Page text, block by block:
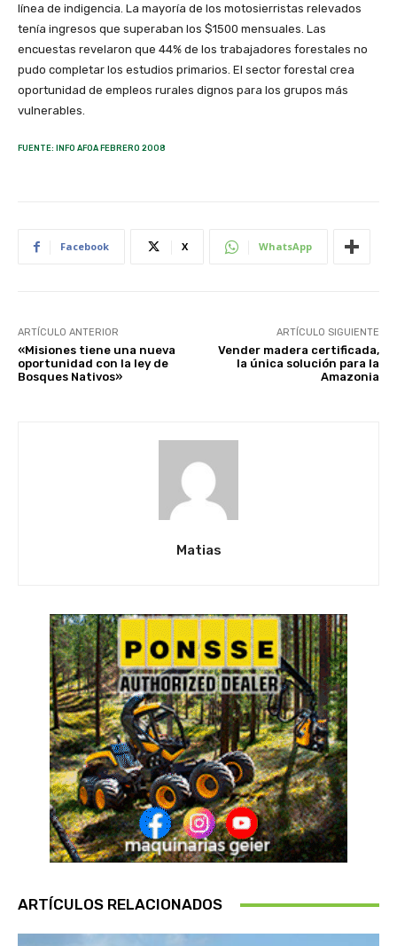
línea de indigencia. La mayoría de los motosierristas relevados
tenía ingresos que superaban los $1500 mensuales. Las
encuestas revelaron que 44% de los trabajadores forestales no
pudo completar los estudios primarios. El sector forestal crea
oportunidad de empleos rurales dignos para los grupos más
vulnerables.
FUENTE: INFO AFOA FEBRERO 2008
Facebook X WhatsApp
ARTÍCULO ANTERIOR
«Misiones tiene una nueva
oportunidad con la ley de
Bosques Nativos»
ARTÍCULO SIGUIENTE
Vender madera certificada,
la única solución para la
Amazonia
Matias
ARTÍCULOS RELACIONADOS